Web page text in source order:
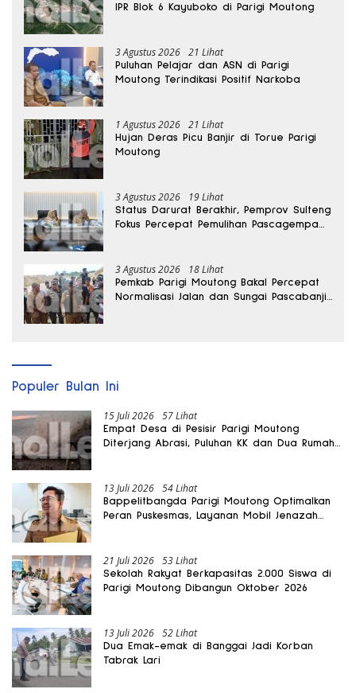
IPR Blok 6 Kayuboko di Parigi Moutong
3 Agustus 2026 21 Lihat
Puluhan Pelajar dan ASN di Parigi
Moutong Terindikasi Positif Narkoba
1 Agustus 2026 21 Lihat
Hujan Deras Picu Banjir di Torue Parigi
Moutong
3 Agustus 2026 19 Lihat
Status Darurat Berakhir, Pemprov Sulteng
Fokus Percepat Pemulihan Pascagempa
3 Agustus 2026 18 Lihat
Pemkab Parigi Moutong Bakal Percepat
Normalisasi Jalan dan Sungai Pascabanjir
Populer Bulan Ini
15 Juli 2026 57 Lihat
Empat Desa di Pesisir Parigi Moutong
Diterjang Abrasi, Puluhan KK dan Dua Rumah
13 Juli 2026 54 Lihat
Bappelitbangda Parigi Moutong Optimalkan
Peran Puskesmas, Layanan Mobil Jenazah
21 Juli 2026 53 Lihat
Sekolah Rakyat Berkapasitas 2.000 Siswa di
Parigi Moutong Dibangun Oktober 2026
13 Juli 2026 52 Lihat
Dua Emak-emak di Banggai Jadi Korban
Tabrak Lari